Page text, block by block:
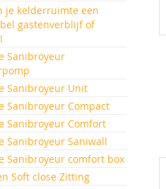
je kelderruimte een
gastenverblijf of
Sanibroyeur
Sanibroyeur Unit
Sanibroyeur Compact
Sanibroyeur Comfort
Sanibroyeur Saniwall
Sanibroyeur comfort box
Soft close Zitting